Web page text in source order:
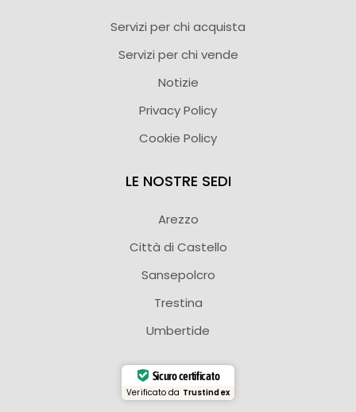
Servizi per chi acquista
Servizi per chi vende
Notizie
Privacy Policy
Cookie Policy
LE NOSTRE SEDI
Arezzo
Città di Castello
Sansepolcro
Trestina
Umbertide
Sicuro certificato
Verificato da Trustindex